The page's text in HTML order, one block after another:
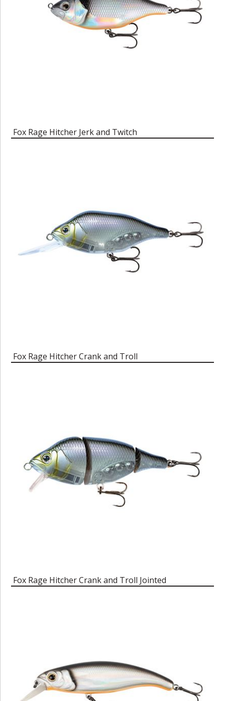
Fox Rage Hitcher Jerk and Twitch
Fox Rage Hitcher Crank and Troll
Fox Rage Hitcher Crank and Troll Jointed